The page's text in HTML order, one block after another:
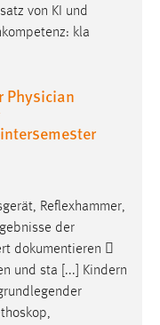
von KI und
kla
Physician
, Reflexhammer,
der
dokumentieren 
und sta [...] Kindern
der Website.
mibew-
zu können.
style-